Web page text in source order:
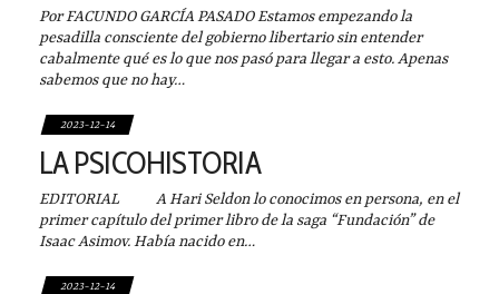
Por FACUNDO GARCÍA PASADO Estamos empezando la
pesadilla consciente del gobierno libertario sin entender
cabalmente qué es lo que nos pasó para llegar a esto. Apenas
sabemos que no hay…
2023-12-14
LA PSICOHISTORIA
EDITORIAL A Hari Seldon lo conocimos en persona, en el
primer capítulo del primer libro de la saga “Fundación” de
Isaac Asimov. Había nacido en…
2023-12-14